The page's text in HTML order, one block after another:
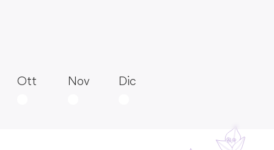
Ott Nov Dic